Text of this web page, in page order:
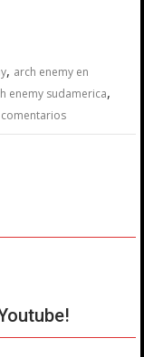
, arch enemy en
enemy sudamerica,